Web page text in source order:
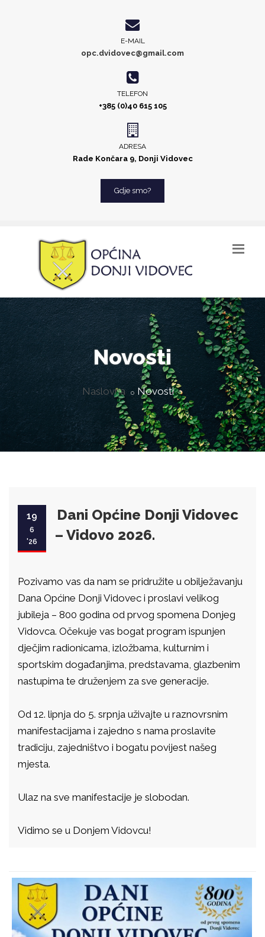
E-MAIL
opc.dvidovec@gmail.com
TELEFON
+385 (0)40 615 105
ADRESA
Rade Končara 9, Donji Vidovec
Gdje smo?
Novosti
Naslovna Novosti
19
6
'26
Dani Općine Donji Vidovec
– Vidovo 2026.
Pozivamo vas da nam se pridružite u obilježavanju
Dana Općine Donji Vidovec i proslavi velikog
jubileja – 800 godina od prvog spomena Donjeg
Vidovca. Očekuje vas bogat program ispunjen
dječjim radionicama, izložbama, kulturnim i
sportskim događanjima, predstavama, glazbenim
nastupima te druženjem za sve generacije.
Od 12. lipnja do 5. srpnja uživajte u raznovrsnim
manifestacijama i zajedno s nama proslavite
tradiciju, zajedništvo i bogatu povijest našeg
mjesta.
Ulaz na sve manifestacije je slobodan.
Vidimo se u Donjem Vidovcu!